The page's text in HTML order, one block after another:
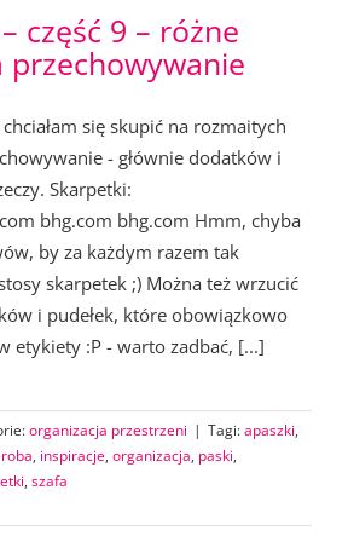
część 9 – różne
przechowywanie
się skupić na rozmaitych
- głównie dodatków i
Skarpetki:
bhg.com bhg.com Hmm, chyba
by za każdym razem tak
skarpetek ;) Można też wrzucić
i pudełek, które obowiązkowo
etykiety :P - warto zadbać, [...]
organizacja przestrzeni | Tagi:apaszki,
, inspiracje, organizacja, paski,
, szafa